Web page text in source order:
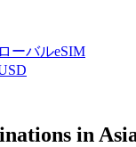
ーバルeSIM
in